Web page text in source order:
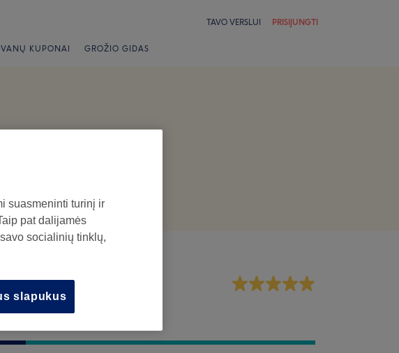
TAVO VERSLUI PRISIJUNGTI
KUPONAI GROŽIO GIDAS
Personalas
suasmeninti turinį ir
pat dalijamės
socialinių tinklų,
slapukus